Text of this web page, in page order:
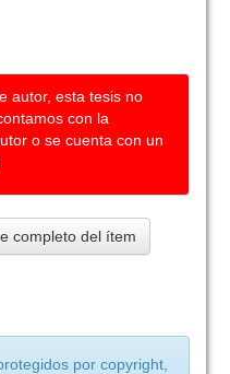
autor, esta tesis no
con la
o se cuenta con un
completo del ítem
por copyright,